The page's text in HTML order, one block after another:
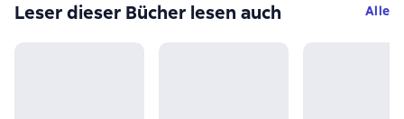
Leser dieser Bücher lesen auch Alle